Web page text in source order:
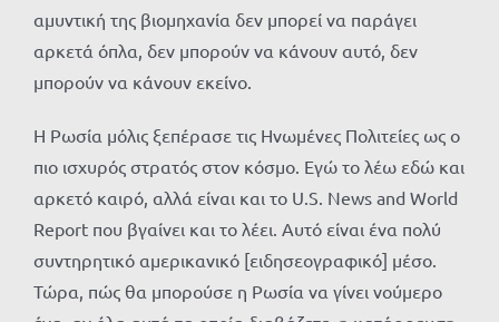
αμυντική της βιομηχανία δεν μπορεί να παράγει
αρκετά όπλα, δεν μπορούν να κάνουν αυτό, δεν
μπορούν να κάνουν εκείνο.
Η Ρωσία μόλις ξεπέρασε τις Ηνωμένες Πολιτείες ως ο
πιο ισχυρός στρατός στον κόσμο. Εγώ το λέω εδώ και
αρκετό καιρό, αλλά είναι και το U.S. News and World
Report που βγαίνει και το λέει. Αυτό είναι ένα πολύ
συντηρητικό αμερικανικό [ειδησεογραφικό] μέσο.
Τώρα, πώς θα μπορούσε η Ρωσία να γίνει νούμερο